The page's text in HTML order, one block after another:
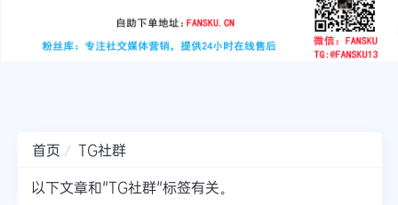
youtube
instagram
首页
TG社群
以下文章和"TG社群"标签有关。